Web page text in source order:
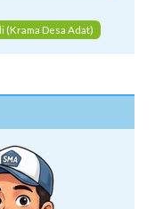
(Krama Desa Adat)